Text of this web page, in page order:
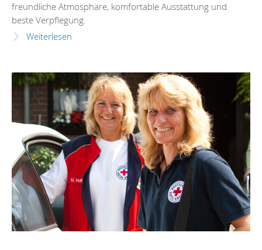
freundliche Atmosphäre, komfortable Ausstattung und
beste Verpflegung.
Weiterlesen